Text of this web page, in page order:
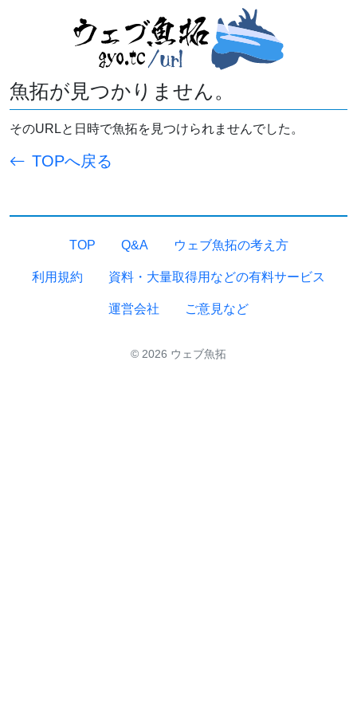
魚拓が見つかりません。
そのURLと日時で魚拓を見つけられませんでした。
TOPへ戻る
TOP Q&A ウェブ魚拓の考え方
利用規約 資料・大量取得用などの有料サービス
運営会社 ご意見など
© 2026 ウェブ魚拓